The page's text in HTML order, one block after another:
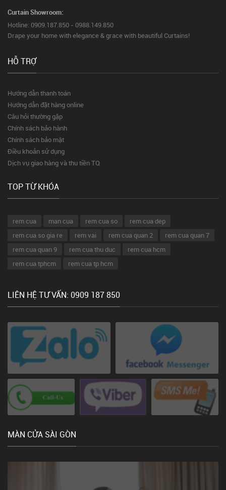
Curtain Showroom:
Hotline: 0909.187.850 - 0988.149.850
Drape your home with elegance & grace with beautiful Curtains!
HỖ TRỢ
Hướng dẫn thanh toán
Hướng dẫn đặt hàng online
Câu hỏi thường gặp
Chính sách bảo hành
Chính sách bảo mật
Điều khoản sử dụng
Dịch vụ giao hàng và thu tiền TQ
TOP TỪ KHÓA
rem cua man cua rem cua so
rem cua dep
rem cua so gia re
rem vai rem cua quan 2
rem cua quan 7
rem cua quan 9
rem cua thu duc
rem cua hcm
rem cua tphcm
rem cua tp hcm
LIÊN HỆ TƯ VẤN: 0909 187 850
MÀN CỬA SÀI GÒN